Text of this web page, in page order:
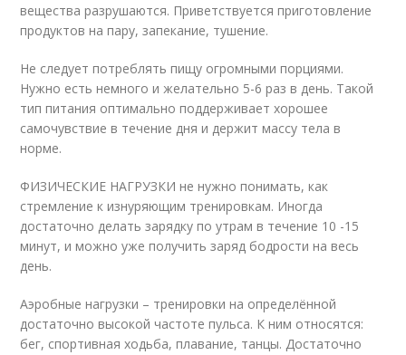
вещества разрушаются. Приветствуется приготовление
продуктов на пару, запекание, тушение.
Не следует потреблять пищу огромными порциями.
Нужно есть немного и желательно 5-6 раз в день. Такой
тип питания оптимально поддерживает хорошее
самочувствие в течение дня и держит массу тела в
норме.
ФИЗИЧЕСКИЕ НАГРУЗКИ не нужно понимать, как
стремление к изнуряющим тренировкам. Иногда
достаточно делать зарядку по утрам в течение 10 -15
минут, и можно уже получить заряд бодрости на весь
день.
Аэробные нагрузки – тренировки на определённой
достаточно высокой частоте пульса. К ним относятся:
бег, спортивная ходьба, плавание, танцы. Достаточно